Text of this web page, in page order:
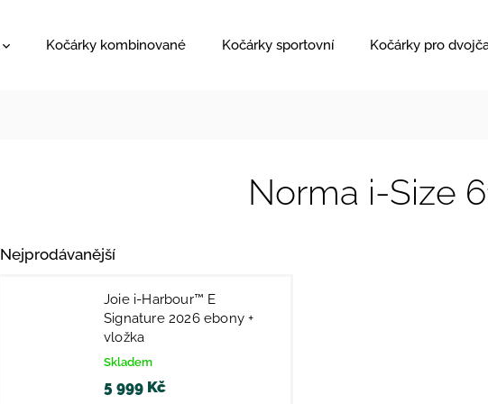
Kočárky kombinované Kočárky sportovní Kočárky pro
Norma i-Size
Nejprodávanější
Joie i-Harbour™ E
Signature 2026 ebony +
vložka
Skladem
5 999 Kč